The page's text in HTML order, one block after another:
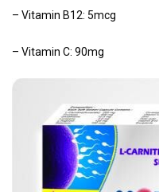
– Vitamin B12: 5mcg
– Vitamin C: 90mg